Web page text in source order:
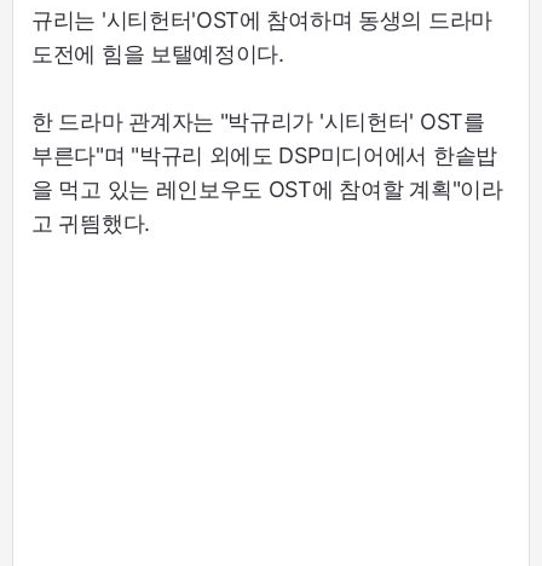
규리는 '시티헌터'OST에 참여하며 동생의 드라마
도전에 힘을 보탤예정이다.
한 드라마 관계자는 "박규리가 '시티헌터' OST를
부른다"며 "박규리 외에도 DSP미디어에서 한솥밥
을 먹고 있는 레인보우도 OST에 참여할 계획"이라
고 귀띔했다.